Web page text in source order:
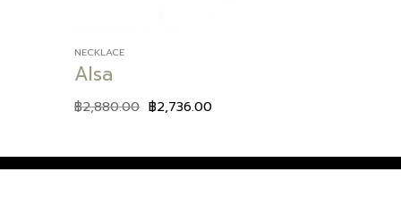
NECKLACE
Alsa
฿2,880.00 ฿2,736.00